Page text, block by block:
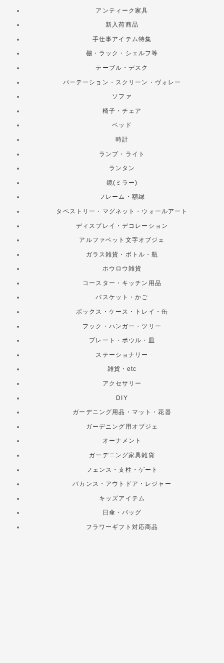
アンティーク家具
新入荷商品
手仕事アイテム特集
棚・ラック・シェルフ等
テーブル・デスク
パーテーション・スクリーン・ヴォレー
ソファ
椅子・チェア
ベッド
時計
ランプ・ライト
ランタン
鏡(ミラー)
フレーム・額縁
タペストリー・マグネット・ウォールアート
ディスプレイ・デコレーション
アルファベット文字オブジェ
ガラス雑貨・ボトル・瓶
ホウロウ雑貨
コースター・キッチン用品
バスケット・かご
ボックス・ケース・トレイ・缶
フック・ハンガー・ツリー
プレート・ボウル・皿
ステーショナリー
雑貨・etc
アクセサリー
DIY
ガーデニング用品・マット・花器
ガーデニング用オブジェ
オーナメント
ガーデニング家具雑貨
フェンス・支柱・ゲート
バカンス・アウトドア・レジャー
キッズアイテム
日傘・バッグ
フラワーギフト対応商品